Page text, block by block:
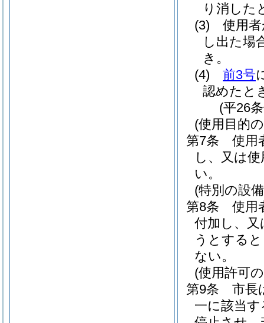
り消した
(3)
使用
し出た場
き。
(4)
前3号
認めたと
(平26
(使用目的
第7条
使用
し、又は
い。
(特別の設
第8条
使用
付加し、
うとする
ない。
(使用許可
第9条
市長
一に該当